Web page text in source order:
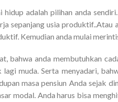
hidup adalah pilihan anda
sepanjang usia produktif..Atau
Kemudian anda mulai
bahwa anda membutuhkan
muda. Serta menyadari,
masa pensiun Anda sejak
modal. Anda harus bisa